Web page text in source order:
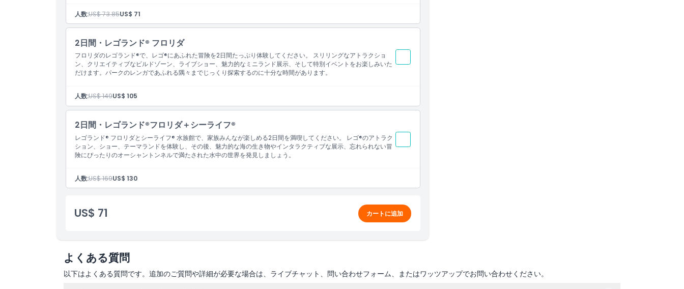
除外事項
対象外
場所
行き方
人数:US$ 73.85US$ 71
2日間・レゴランド® フロリダ
フロリダのレゴランド®で、レゴ®にあふれた冒険を2日間たっぷり体験してください。 スリリングなアトラクショ
ン、クリエイティブなビルドゾーン、ライブショー、魅力的なミニランド展示、そして特別イベントをお楽しみいた
だけます。パークのレンガであふれる隅々までじっくり探索するのに十分な時間があります。
人数:US$ 149US$ 105
2日間・レゴランド®フロリダ＋シーライフ®
レゴランド® フロリダとシーライフ® 水族館で、家族みんなが楽しめる2日間を満喫してください。 レゴ®のアトラク
ション、ショー、テーマランドを体験し、その後、魅力的な海の生き物やインタラクティブな展示、忘れられない冒
険にぴったりのオーシャントンネルで満たされた水中の世界を発見しましょう。
人数:US$ 169US$ 130
US$ 71 カートに追加
よくある質問
以下はよくある質問です。追加のご質問や詳細が必要な場合は、ライブチャット、問い合わせフォーム、またはワッツアップでお問い合わせください。